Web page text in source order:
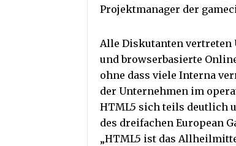
Projektmanager der
Alle Diskutanten vertreten
und browserbasierte
ohne dass viele Interna
der Unternehmen im
HTML5 sich teils deutlich
des dreifachen European
„HTML5 ist das